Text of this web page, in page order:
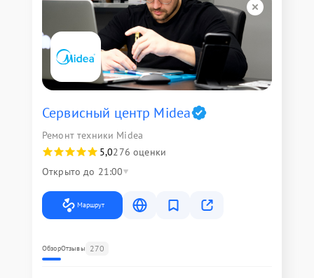
Сервисный центр Midea
Ремонт техники Midea
5,0276 оценки
Открыто до 21:00
Маршрут
ОбзорОтзывы 270